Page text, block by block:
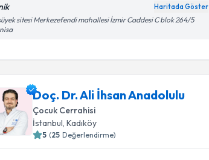
Haritada Göster
sitesi Merkezefendi mahallesi İzmir Caddesi C blok 264/5
Doç. Dr. Ali İhsan Anadolulu
Çocuk Cerrahisi
İstanbul,Kadıköy
5 (25 Değerlendirme)